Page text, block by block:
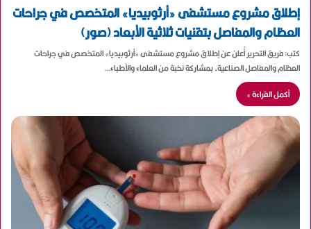
إطلاق مشروع مستشفى «أرثوبيديا» المتخصص في جراحات
العظام والمفاصل بتقنيات ثلاثية الأبعاد (صور)
كتب: فريق التحرير أُعلن عن إطلاق مشروع مستشفى «أرثوبيديا» المتخصص في جراحات
العظام والمفاصل الصناعية، بمشاركة نخبة من العلماء والأطباء…
أكمل القراءة »